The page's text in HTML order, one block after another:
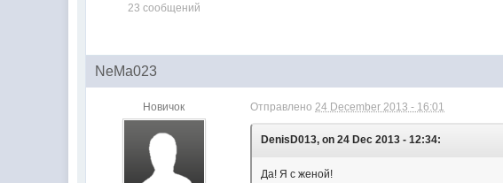
23 сообщений
NeMa023
Новичок Отправлено24 December 2013 - 16:01
DenisD013, on 24 Dec 2013 - 12:34:
Да! Я с женой!